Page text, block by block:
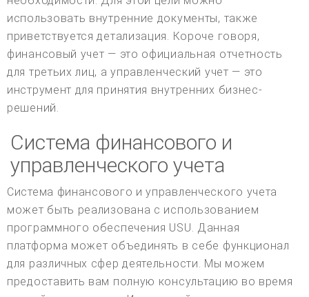
использовать внутренние документы, также
приветствуется детализация. Короче говоря,
финансовый учет — это официальная отчетность
для третьих лиц, а управленческий учет — это
инструмент для принятия внутренних бизнес-
решений.
Система финансового и
управленческого учета
Система финансового и управленческого учета
может быть реализована с использованием
программного обеспечения USU. Данная
платформа может объединять в себе функционал
для различных сфер деятельности. Мы можем
предоставить вам полную консультацию во время